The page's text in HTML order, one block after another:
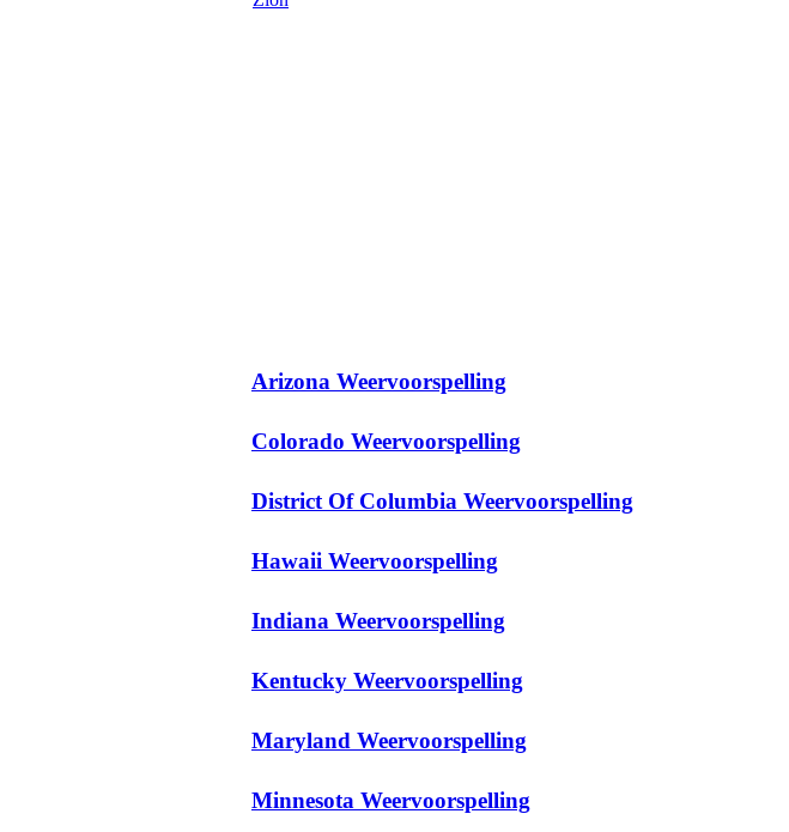
Arizona Weervoorspelling
Colorado Weervoorspelling
District Of Columbia Weervoorspelling
Hawaii Weervoorspelling
Indiana Weervoorspelling
Kentucky Weervoorspelling
Maryland Weervoorspelling
Minnesota Weervoorspelling